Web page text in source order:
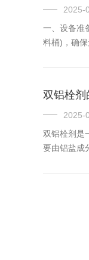
2025-
一、设备准
料桶)，确
双铝栓剂
2025-
双铝栓剂是
要由铝盐成